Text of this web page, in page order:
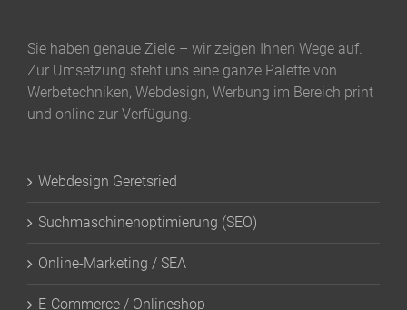
Sie haben genaue Ziele – wir zeigen Ihnen Wege auf.
Zur Umsetzung steht uns eine ganze Palette von
Werbetechniken, Webdesign, Werbung im Bereich print
und online zur Verfügung.
Webdesign Geretsried
Suchmaschinenoptimierung (SEO)
Online-Marketing / SEA
E-Commerce / Onlineshop